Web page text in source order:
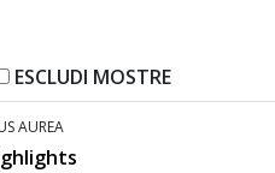
ESCLUDI MOSTRE
AUREA